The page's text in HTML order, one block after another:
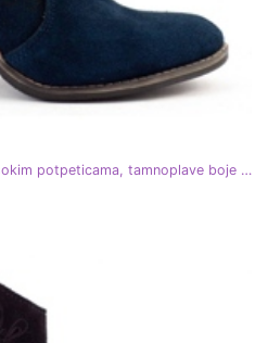
Olivier Ažurne čizme Lena s visokim potpeticama, tamnoplave boje plava